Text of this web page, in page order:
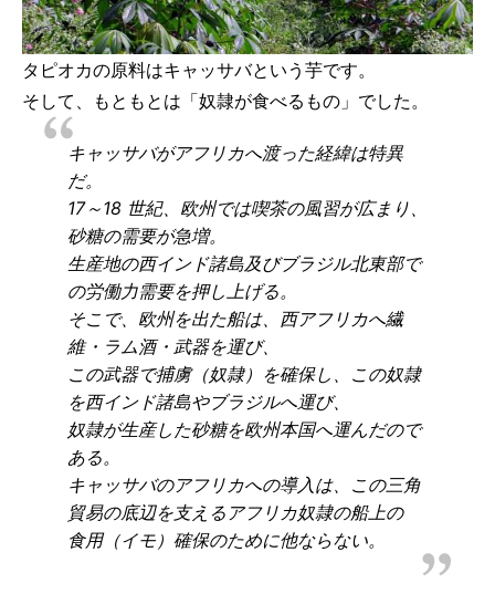
タピオカの原料はキャッサバという芋です。
そして、もともとは「奴隷が食べるもの」でした。
キャッサバがアフリカへ渡った経緯は特異
だ。
17～18 世紀、欧州では喫茶の風習が広まり、
砂糖の需要が急増。
生産地の西インド諸島及びブラジル北東部で
の労働力需要を押し上げる。
そこで、欧州を出た船は、西アフリカへ繊
維・ラム酒・武器を運び、
この武器で捕虜（奴隷）を確保し、この奴隷
を西インド諸島やブラジルへ運び、
奴隷が生産した砂糖を欧州本国へ運んだので
ある。
キャッサバのアフリカへの導入は、この三角
貿易の底辺を支えるアフリカ奴隷の船上の
食用（イモ）確保のために他ならない。